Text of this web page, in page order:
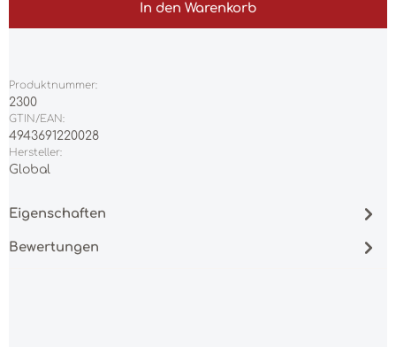
In den Warenkorb
Produktnummer:
2300
GTIN/EAN:
4943691220028
Hersteller:
Global
Eigenschaften
Bewertungen